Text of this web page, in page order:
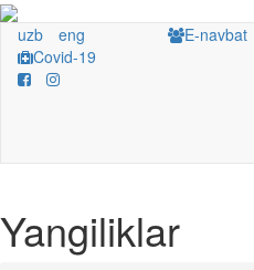
uzb
eng
Covid-19
E-navbat
Yangiliklar